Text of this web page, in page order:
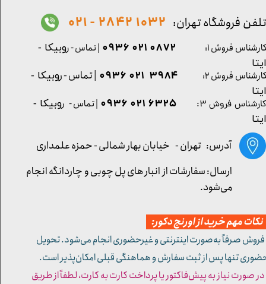
کارشناس فروش ۳: ۶۳۲۵ ۰۲۱ ۰۹۳۶ | تماس - روبیکا -
ایتا
آدرس: تهران - خیابان بهار شمالی - حمزه علمداری
تلفن فروشگاه تهران: 1032 2842 - 021
مهم خرید از اورنج دکور:
صرفاً به‌صورت اینترنتی و غیرحضوری انجام می‌شود. تحویل
تنها پس از ثبت سفارش و هماهنگی قبلی امکان‌پذیر است.
صورت نیاز به پیش‌فاکتور یا پرداخت کارت به کارت، لطفاً از طریق
کارشناس فروش ۱: 0872 021 0936 | تماس - روبیکا -
ایتا
کارشناس فروش ۲:
۳۹۸۴ ۰۲۱ ۰۹۳۶ | تماس - روبیکا -
ایتا
ارسال: سفارشات از انبار های پل چوبی و چاردانگه انجام
می‌شود.